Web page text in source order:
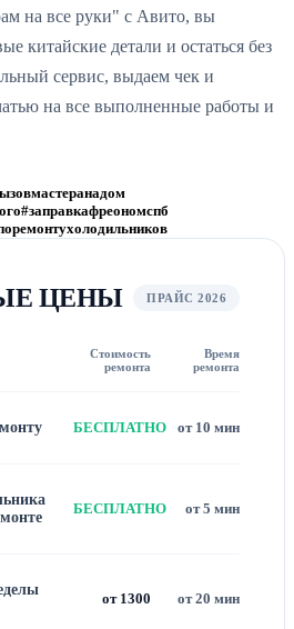
на все руки" с Авито, вы
китайские детали и остаться без
сервис, выдаем чек и
на все выполненные работы и
#заправкафреономспб
ЦЕНЫ ПРАЙС 2026
Стоимость
ремонта
Время
ремонта
БЕСПЛАТНО от 10 мин
БЕСПЛАТНО от 5 мин
от 1300 от 20 мин